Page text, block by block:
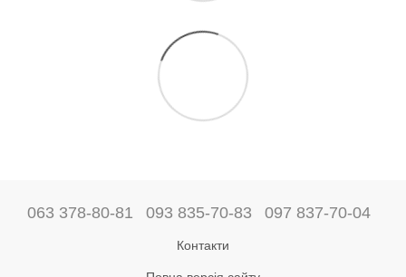
063 378-80-81 093 835-70-83 097 837-70-04
Контакти